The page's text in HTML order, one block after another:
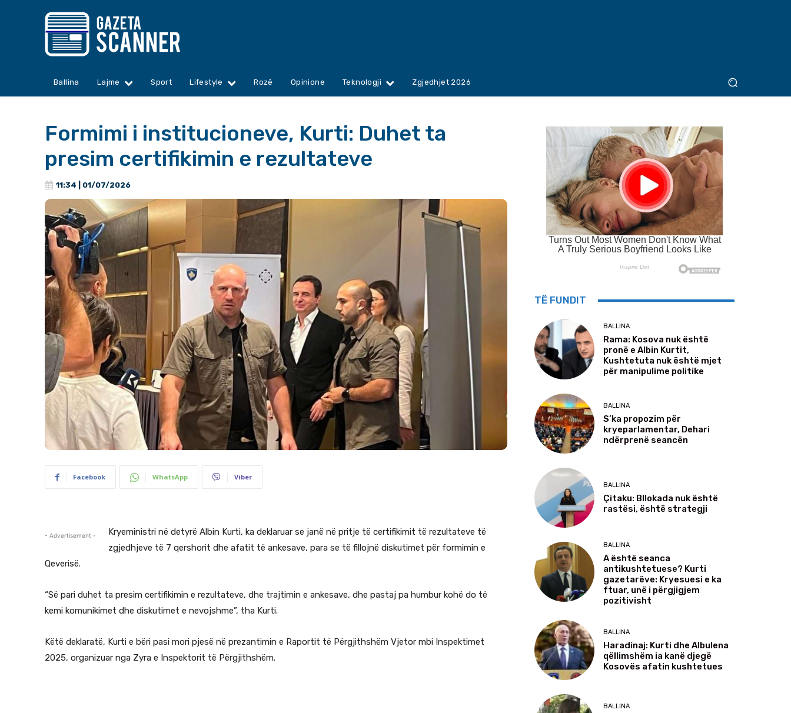
Ballina Lajme Sport Lifestyle Rozë Opinione Teknologji Zgjedhjet 2026
Formimi i institucioneve, Kurti: Duhet ta
presim certifikimin e rezultateve
11:34 | 01/07/2026
Facebook WhatsApp Viber
- Advertisement -
Kryeministri në detyrë Albin Kurti, ka deklaruar se janë në pritje të certifikimit të rezultateve të
zgjedhjeve të 7 qershorit dhe afatit të ankesave, para se të fillojnë diskutimet për formimin e
Qeverisë.
“Së pari duhet ta presim certifikimin e rezultateve, dhe trajtimin e ankesave, dhe pastaj pa humbur kohë do të
kemi komunikimet dhe diskutimet e nevojshme”, tha Kurti.
Këtë deklaratë, Kurti e bëri pasi mori pjesë në prezantimin e Raportit të Përgjithshëm Vjetor mbi Inspektimet
2025, organizuar nga Zyra e Inspektorit të Përgjithshëm.
TË FUNDIT
BALLINA
Rama: Kosova nuk është
pronë e Albin Kurtit,
Kushtetuta nuk është mjet
për manipulime politike
BALLINA
S’ka propozim për
kryeparlamentar, Dehari
ndërprenë seancën
BALLINA
Çitaku: Bllokada nuk është
rastësi, është strategji
BALLINA
A është seanca
antikushtetuese? Kurti
gazetarëve: Kryesuesi e ka
ftuar, unë i përgjigjem
pozitivisht
BALLINA
Haradinaj: Kurti dhe Albulena
qëllimshëm ia kanë djegë
Kosovës afatin kushtetues
BALLINA